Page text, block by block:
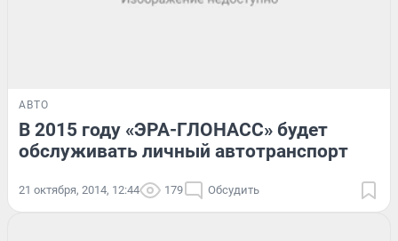
АВТО
В 2015 году «ЭРА-ГЛОНАСС» будет
обслуживать личный автотранспорт
21 октября, 2014, 12:44 179 Обсудить